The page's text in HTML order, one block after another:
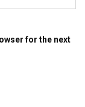
for the next